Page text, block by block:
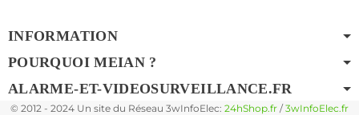
INFORMATION
POURQUOI MEIAN ?
ALARME-ET-VIDEOSURVEILLANCE.FR
© 2012 - 2024 Un site du Réseau 3wInfoElec: 24hShop.fr /3wInfoElec.fr